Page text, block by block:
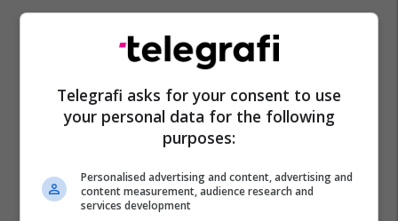
Telegrafi asks for your consent to use
your personal data for the following
purposes:
Personalised advertising and content, advertising and
content measurement, audience research and
services development